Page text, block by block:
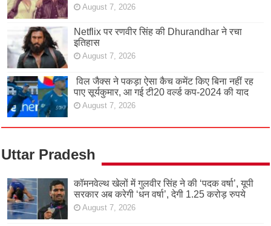
August 7, 2026
Netflix पर रणवीर सिंह की Dhurandhar ने रचा
इतिहास
August 7, 2026
विल जैक्स ने पकड़ा ऐसा कैच कमेंट किए बिना नहीं रह
पाए सूर्यकुमार, आ गई टी20 वर्ल्ड कप-2024 की याद
August 7, 2026
Uttar Pradesh
कॉमनवेल्थ खेलों में गुलवीर सिंह ने की ‘पदक वर्षा’, यूपी
सरकार अब करेगी ‘धन वर्षा’, देगी 1.25 करोड़ रुपये
August 7, 2026